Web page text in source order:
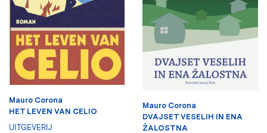
Mauro Corona
HET LEVEN VAN CELIO
UITGEVERIJ
Mauro Corona
DVAJSET VESELIH IN ENA
ŽALOSTNA